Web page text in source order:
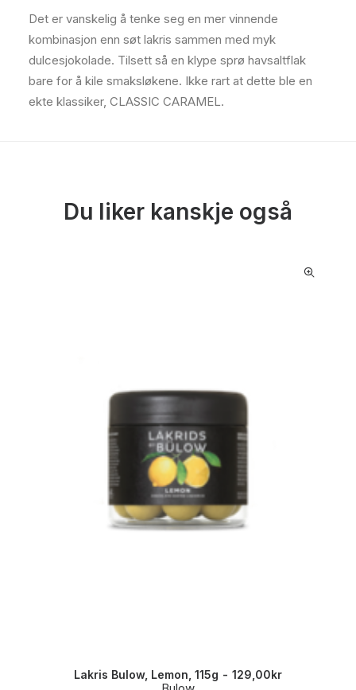
Det er vanskelig å tenke seg en mer vinnende
kombinasjon enn søt lakris sammen med myk
dulcesjokolade. Tilsett så en klype sprø havsaltflak
bare for å kile smaksløkene. Ikke rart at dette ble en
ekte klassiker, CLASSIC CARAMEL.
Du liker kanskje også
Lakris Bulow, Lemon, 115g 129,00kr